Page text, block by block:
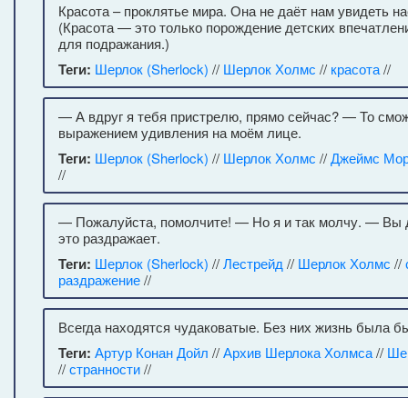
Красота – проклятье мира. Она не даёт нам увидеть
(Красота — это только порождение детских
для подражания.)
Теги: Шерлок (Sherlock) // Шерлок Холмс // красота//
— А вдруг я тебя пристрелю, прямо сейчас? — То
выражением удивления на моём лице.
Теги: Шерлок (Sherlock) // Шерлок Холмс //Джеймс
//
— Пожалуйста, помолчите! — Но я и так молчу. — Вы
это раздражает.
Теги: Шерлок (Sherlock) //Лестрейд // Шерлок Холмс //
раздражение//
Всегда находятся чудаковатые. Без них жизнь была
Теги: Артур Конан Дойл //Архив Шерлока Холмса//
//странности//